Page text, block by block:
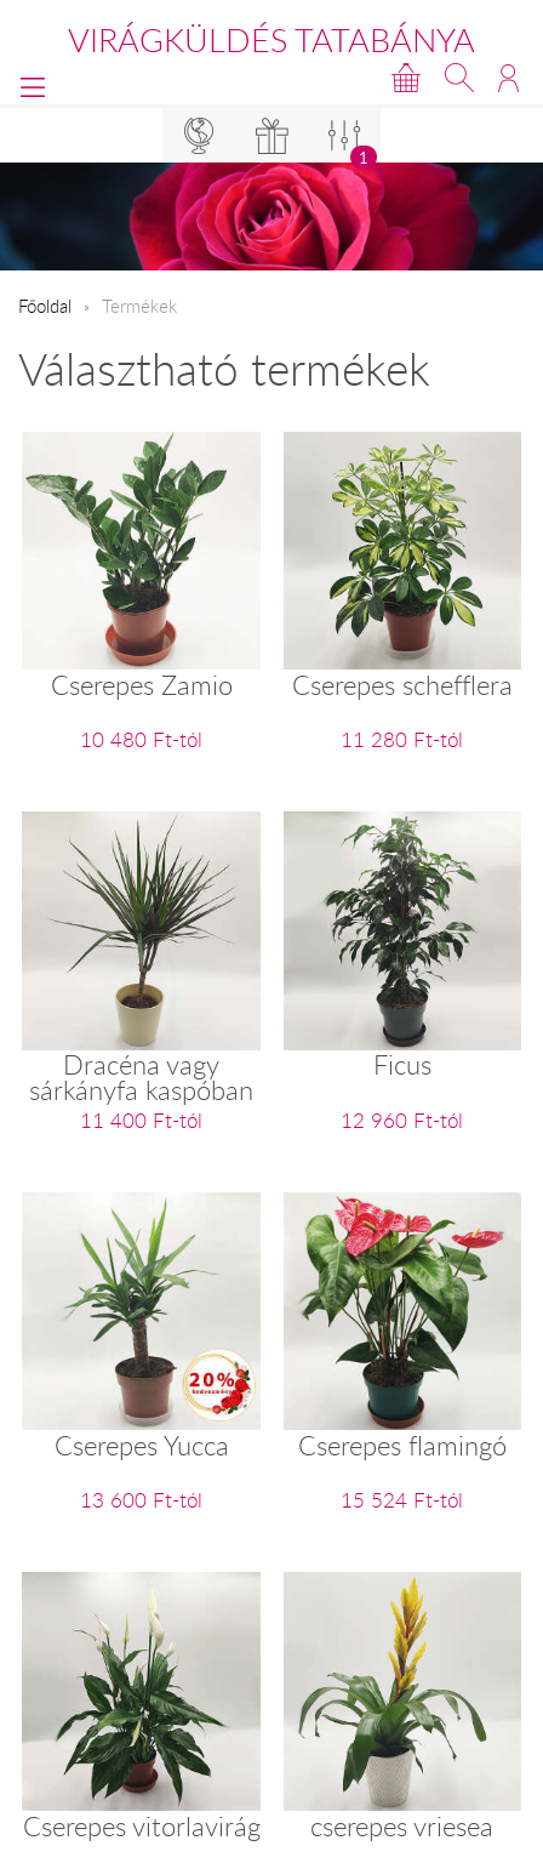
VIRÁGKÜLDÉS TATABÁNYA
1
Főoldal Termékek
Választható termékek
Cserepes Zamio
10 480 Ft-tól
Cserepes schefflera
11 280 Ft-tól
Dracéna vagy
sárkányfa kaspóban
11 400 Ft-tól
Ficus
12 960 Ft-tól
Cserepes Yucca
13 600 Ft-tól
Cserepes flamingó
15 524 Ft-tól
Cserepes vitorlavirág cserepes vriesea